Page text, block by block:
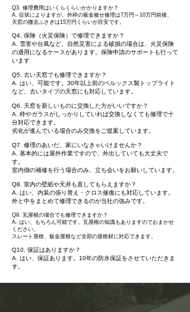
Q3. 修理費用はいくらくらいかかりますか？
A. 症状によりますが、外枠の板金被せ修理は7万円～10万円前後、
天窓の撤去ふさぎは15万円くらいが目安です。
Q4. 保険（火災保険）で修理できますか？
A. 雪害や台風など、自然災害による破損の場合は、火災保険
の適用になるケースがあります。保険申請のサポートも行って
います
Q5. 古い天窓でも修理できますか？
A. はい、可能です。30年以上前のベルックス製トップライト
など、古いタイプの天窓にも対応しています。
Q6. 天窓を新しいものに交換した方がいいですか？
A. 枠やガラスがしっかりしていれば交換しなくても修理で十
分対応できます。
劣化が進んでいる場合のみ交換をご提案しています。
Q7. 修理のあいだ、家にいなきゃいけませんか？
A. 基本的には屋外作業ですので、外出していても大丈夫で
す。
室内側の補修を行う場合のみ、立ち会いをお願いしています。
Q8. 室内の壁紙や天井も直してもらえますか？
A. はい、内装の張り替え・クロス修復にも対応しています。
外と中をまとめて修理できるのが当社の強みです。
Q9. 瓦屋根の場合でも修理できますか？
A. はい、もちろん可能です。瓦屋根の知識もありますのでおまかせ
ください。
​スレート屋根、板金屋根など全部の屋根材に対応できます。
Q10. 保証はありますか？
A. はい、保証あります。10年の防水保証をさせていただきま
す。